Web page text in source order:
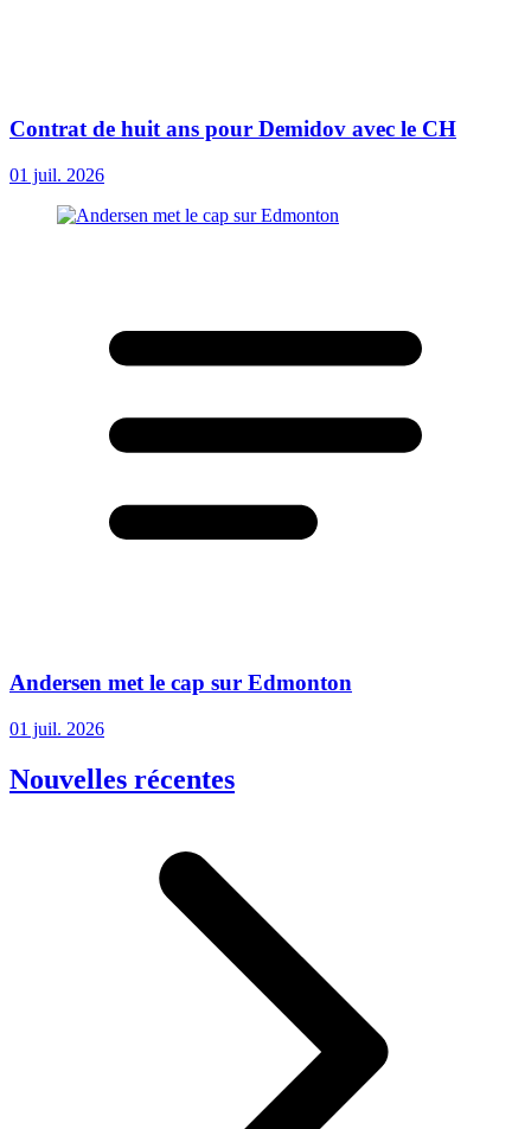
Contrat de huit ans pour Demidov avec le CH
01 juil. 2026
Andersen met le cap sur Edmonton
01 juil. 2026
Nouvelles récentes